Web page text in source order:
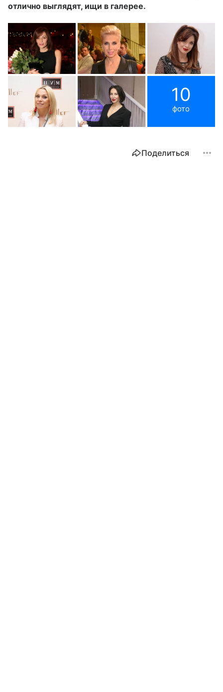
отлично выглядят, ищи в галерее.
10
фото
Поделиться